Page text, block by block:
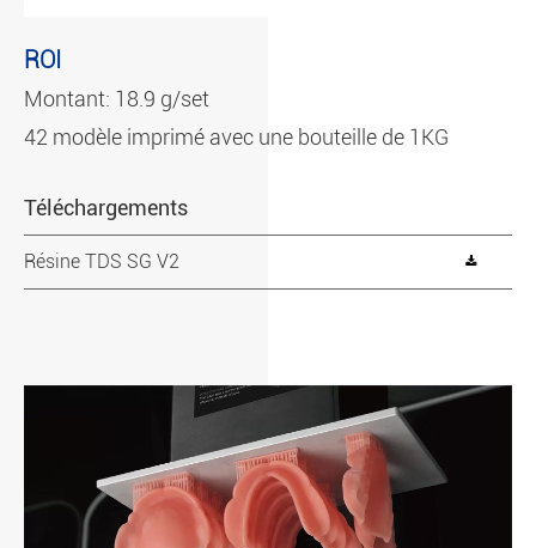
ROI
Montant: 18.9 g/set
42 modèle imprimé avec une bouteille de 1KG
Téléchargements
Résine TDS SG V2